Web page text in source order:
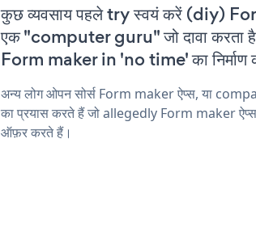
कुछ व्यवसाय पहले try स्वयं करें (diy)
एक "computer guru" जो दावा करता
Form maker in 'no time' का निर्माण
अन्य लोग ओपन सोर्स Form maker ऐप्स, या
का प्रयास करते हैं जो allegedly Form maker
ऑफ़र करते हैं।